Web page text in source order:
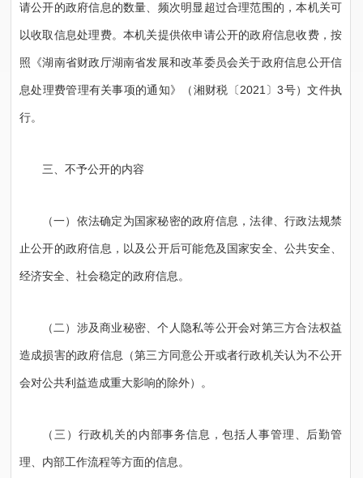
请公开的政府信息的数量、频次明显超过合理范围的，本机关可
以收取信息处理费。本机关提供依申请公开的政府信息收费，按
照《湖南省财政厅湖南省发展和改革委员会关于政府信息公开信
息处理费管理有关事项的通知》（湘财税〔2021〕3号）文件执
行。
三、不予公开的内容
（一）依法确定为国家秘密的政府信息，法律、行政法规禁
止公开的政府信息，以及公开后可能危及国家安全、公共安全、
经济安全、社会稳定的政府信息。
（二）涉及商业秘密、个人隐私等公开会对第三方合法权益
造成损害的政府信息（第三方同意公开或者行政机关认为不公开
会对公共利益造成重大影响的除外）。
（三）行政机关的内部事务信息，包括人事管理、后勤管
理、内部工作流程等方面的信息。